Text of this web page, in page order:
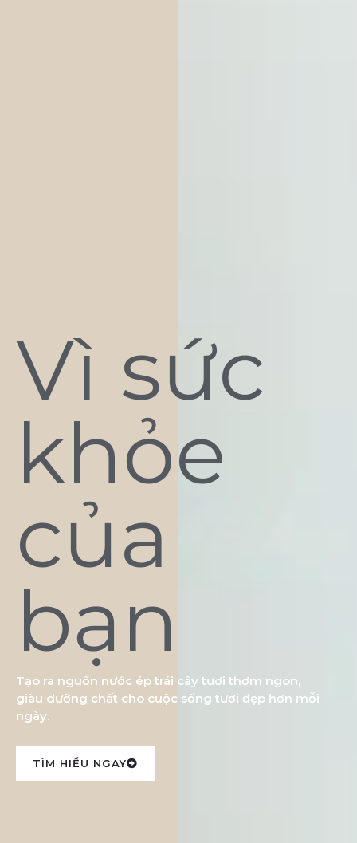
Vì sức
khỏe
của
bạn
Tạo ra nguồn nước ép trái cây tươi thơm ngon,
giàu dưỡng chất cho cuộc sống tươi đẹp hơn mỗi
ngày.
TÌM HIỂU NGAY